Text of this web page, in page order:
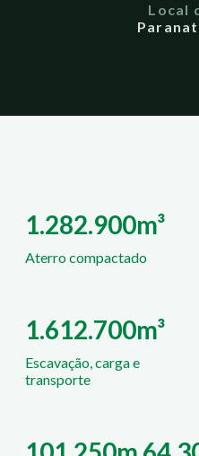
Local
1.282.900m³
Aterro compactado
1.612.700m³
Escavação, carga e
transporte